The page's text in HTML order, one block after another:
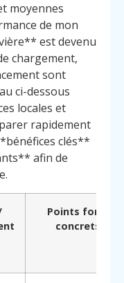
moyennes
de mon
est devenu
chargement,
sont
ci-dessous
locales et
rapidement
clés**
afin de
Points forts
concrets